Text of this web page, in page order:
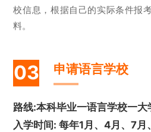
校信息，根据自己的实际条件报
料。
03 申请语言学校
路线:本科毕业一语言学校一
入学时间: 每年1月、4月、7月